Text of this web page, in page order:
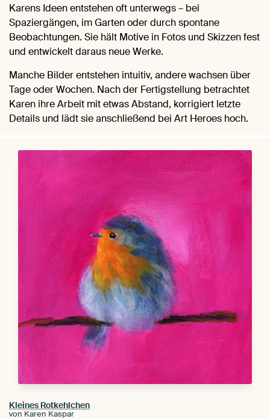
Karens Ideen entstehen oft unterwegs – bei
Spaziergängen, im Garten oder durch spontane
Beobachtungen. Sie hält Motive in Fotos und Skizzen fest
und entwickelt daraus neue Werke.
Manche Bilder entstehen intuitiv, andere wachsen über
Tage oder Wochen. Nach der Fertigstellung betrachtet
Karen ihre Arbeit mit etwas Abstand, korrigiert letzte
Details und lädt sie anschließend bei Art Heroes hoch.
Kleines Rotkehlchen
von Karen Kaspar